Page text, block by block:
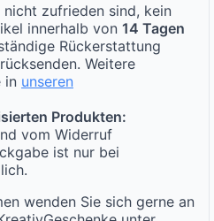
nicht zufrieden sind, kein
innerhalb von 14 Tagen
Rückerstattung
Weitere
in unseren
Produkten:
vom Widerruf
ist nur bei
wenden Sie sich gerne an